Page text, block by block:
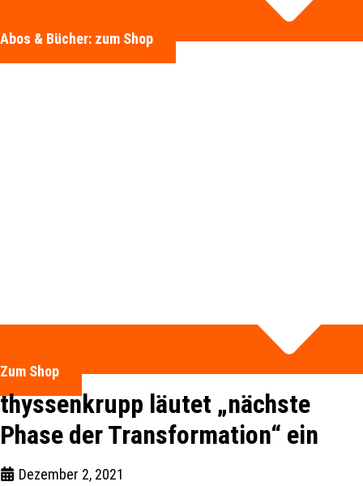
Abos & Bücher: zum Shop
Zum Shop
thyssenkrupp läutet „nächste
Phase der Transformation“ ein
Dezember 2, 2021